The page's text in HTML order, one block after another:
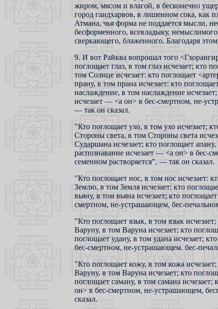
жиром, мясом и влагой, в бесконечно
город гандхарвов, в лишенном сока, как
Атмана, чья форма не поддается мысли,
бесформенного, всевладыку,
сверкающего, блаженного. Благодаря
9. И вот Райква вопрошал того
поглощает глаз, в том глаз исчезает; кто
том Солнце исчезает: кто поглощает
прану, в том прана исчезает: кто
наслаждение, в том наслаждение
исчезает — <а он> в бес-смертном, не-
— так он сказал.
"Кто поглощает ухо, в том ухо исчезает;
Стороны света, в том Стороны света
Сударшана исчезает; кто поглощает
распознавание исчезает — <а он> в бес-
семенном растворяется", — так он сказал.
"Кто поглощает нос, в том нос исчезает:
Землю, в том Земля исчезает; кто
вьяну, в том вьяна исчезает; кто
смертном, не-устрашающем, бес-
"Кто поглощает язык, в том язык
Варуну, в том Варуна исчезает; кто
поглощает удану, в том удана исчезает;
бес-смертном, не-устрашающем. бес-
"Кто поглощает кожу, в том кожа
Варуну, в том Варуна исчезает; кто
поглощает саману, в том самана
он> в бес-смертном, не-устрашающем,
сказал.